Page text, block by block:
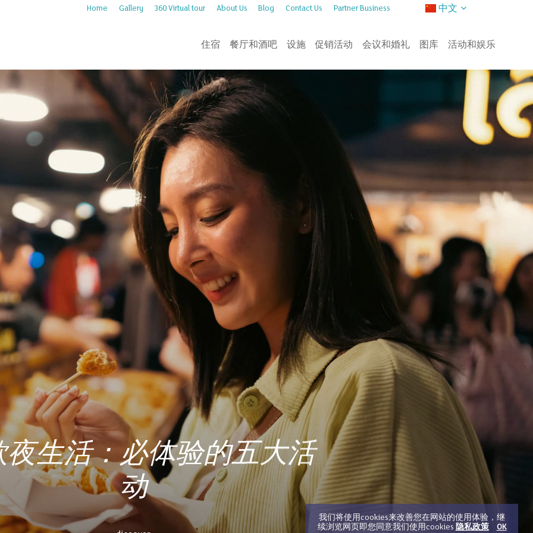
我们将使用cookies来改善您在网站的使用体验，继
续浏览网页即您同意我们使用cookies 隐私政策 OK
中文
住宿 餐厅和酒吧 设施 促销活动 会议和婚礼 图库 活动和娱乐
Home Gallery 360 Virtual tour About Us Blog Contact Us Partner Business
夜生活：必体验的五大活
动